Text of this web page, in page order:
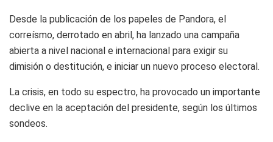
Desde la publicación de los papeles de Pandora, el
correísmo, derrotado en abril, ha lanzado una campaña
abierta a nivel nacional e internacional para exigir su
dimisión o destitución, e iniciar un nuevo proceso electoral.
La crisis, en todo su espectro, ha provocado un importante
declive en la aceptación del presidente, según los últimos
sondeos.